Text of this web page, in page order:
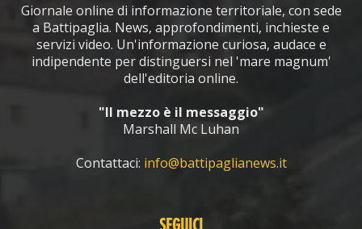
Giornale online di informazione territoriale, con sede
a Battipaglia. News, approfondimenti, inchieste e
servizi video. Un'informazione curiosa, audace e
indipendente per distinguersi nel 'mare magnum'
dell'editoria online.
"Il mezzo è il messaggio"
Marshall Mc Luhan
Contattaci: info@battipaglianews.it